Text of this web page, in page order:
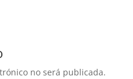
no será publicada.